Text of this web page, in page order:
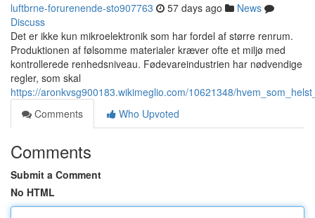
luftbrne-forurenende-sto907763 57 days ago
News
Discuss
Det er ikke kun mikroelektronik som har fordel af større renrum.
Produktionen af følsomme materialer kræver ofte et miljø med
kontrollerede renhedsniveau. Fødevareindustrien har nødvendige
regler, som skal
https://aronkvsg900183.wikimeglio.com/10621348/
Comments
Who Upvoted
Comments
Submit a Comment
No HTML